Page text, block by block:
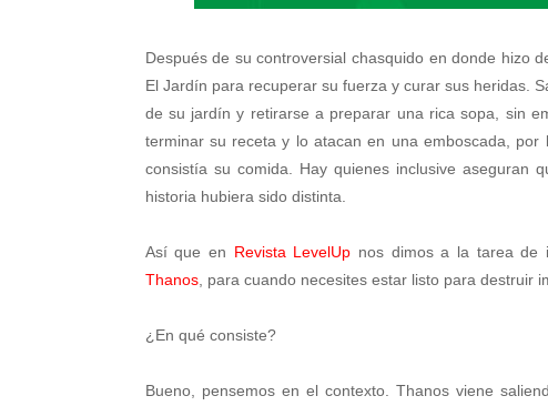
Después de su controversial chasquido en donde hizo
El Jardín para recuperar su fuerza y curar sus heridas.
de su jardín y retirarse a preparar una rica sopa, sin
terminar su receta y lo atacan en una emboscada,
consistía su comida. Hay quienes inclusive aseguran
historia hubiera sido distinta.
Así que en Revista LevelUp nos dimos a la tarea de
Thanos, para cuando necesites estar listo para destruir
¿En qué consiste?
Bueno, pensemos en el contexto. Thanos viene